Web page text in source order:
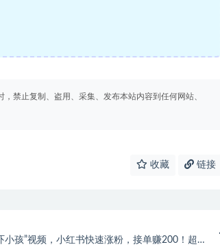
禁止复制、盗用、采集、发布本站内容到任何网站、
收藏 链接
小孩”视频，小红书快速涨粉，接单赚200！超简